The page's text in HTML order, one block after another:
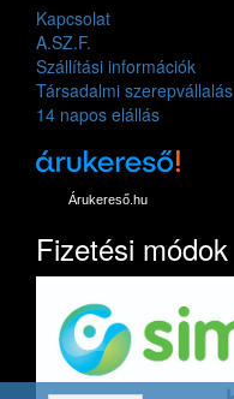
Kapcsolat
A.SZ.F.
Szállítási információk
Társadalmi szerepvállalás
14 napos elállás
Árukereső.hu
Fizetési módok